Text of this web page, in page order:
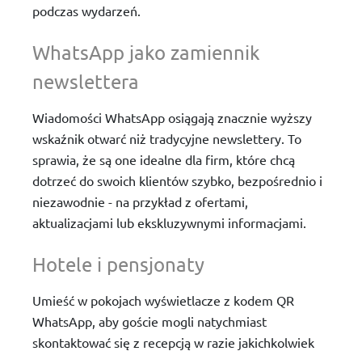
podczas wydarzeń.
WhatsApp jako zamiennik
newslettera
Wiadomości WhatsApp osiągają znacznie wyższy
wskaźnik otwarć niż tradycyjne newslettery. To
sprawia, że są one idealne dla firm, które chcą
dotrzeć do swoich klientów szybko, bezpośrednio i
niezawodnie - na przykład z ofertami,
aktualizacjami lub ekskluzywnymi informacjami.
Hotele i pensjonaty
Umieść w pokojach wyświetlacze z kodem QR
WhatsApp, aby goście mogli natychmiast
skontaktować się z recepcją w razie jakichkolwiek